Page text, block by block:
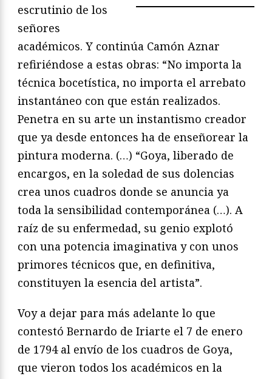
escrutinio de los
señores
académicos. Y continúa Camón Aznar
refiriéndose a estas obras: “No importa la
técnica bocetística, no importa el arrebato
instantáneo con que están realizados.
Penetra en su arte un instantismo creador
que ya desde entonces ha de enseñorear la
pintura moderna. (…) “Goya, liberado de
encargos, en la soledad de sus dolencias
crea unos cuadros donde se anuncia ya
toda la sensibilidad contemporánea (…). A
raíz de su enfermedad, su genio explotó
con una potencia imaginativa y con unos
primores técnicos que, en definitiva,
constituyen la esencia del artista”.
Voy a dejar para más adelante lo que
contestó Bernardo de Iriarte el 7 de enero
de 1794 al envío de los cuadros de Goya,
que vieron todos los académicos en la